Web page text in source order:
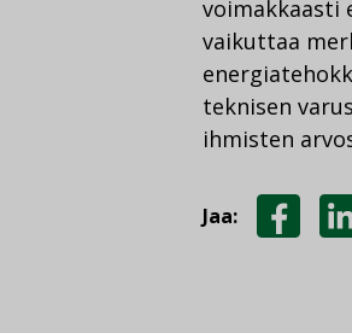
voimakkaasti
vaikuttaa
teknisen
ihmisten
Jaa: